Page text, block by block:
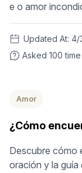
e o amor
Updated At: 4/
Asked 100 time
Amor
¿Cómo
Descubre cómo
oración y la guía